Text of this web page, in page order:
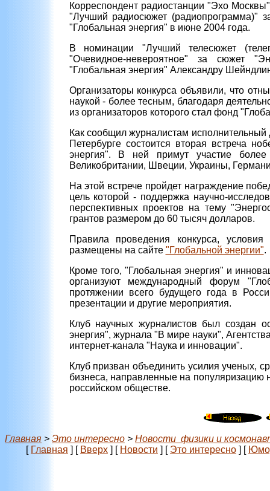
Корреспондент радиостанции "Эхо
"Лучший радиосюжет (радиопрограмма)"
"Глобальная энергия" в июне 2004 года.
В номинации "Лучший телесюжет
"Очевидное-невероятное" за сюжет
"Глобальная энергия" Александру
Организаторы конкурса объявили, что
наукой - более тесным, благодаря
из организаторов которого стал фонд
Как сообщил журналистам
Петербурге состоится вторая встреча
энергия". В ней примут участие
Великобритании, Швеции, Украины,
На этой встрече пройдет награждение
цель которой - поддержка научно-
перспективных проектов на тему
грантов размером до 60 тысяч долларов.
Правила проведения конкурса,
размещены на сайте "Глобальной энергии".
Кроме того, "Глобальная энергия" и
организуют международный форум
протяжении всего будущего года в
презентации и другие мероприятия.
Клуб научных журналистов был создан
энергия", журнала "В мире науки",
интернет-канала "Наука и инновации".
Клуб призван объединить усилия ученых,
бизнеса, направленные на популяризацию
российском обществе.
Главная > Это интересно > Новости физики и
[ Главная ] [ Вверх ] [ Новости ] [ Это интересно ] [